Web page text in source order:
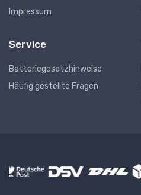
Impressum
Service
Batteriegesetzhinweise
Häufig gestellte Fragen